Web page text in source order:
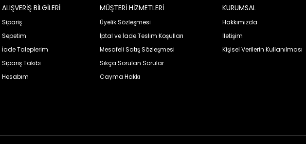
ALIŞVERİŞ BİLGİLERİ
Sipariş
Sepetim
İade Taleplerim
Sipariş Takibi
Hesabım
MÜŞTERİ HİZMETLERİ
Üyelik Sözleşmesi
İptal ve İade Teslim Koşulları
Mesafeli Satış Sözleşmesi
Sıkça Sorulan Sorular
Cayma Hakkı
KURUMSAL
Hakkımızda
İletişim
Kişisel Verilerin Kullanılması